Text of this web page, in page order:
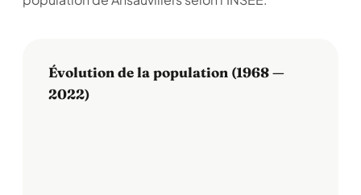
Évolution de la population (1968 —
2022)